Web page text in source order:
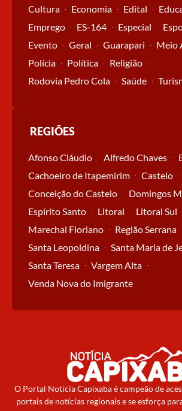
Cultura
Economia Edital
Emprego
ES-164 Especial
Evento
Geral Guarapari
Meio
Polícia
Política
Religião
Rodovia Pedro Cola
Saúde
REGIÕES
Afonso Cláudio Alfredo Chaves
Cachoeiro de Itapemirim
Castelo
Conceição do Castelo
Domingos
Espírito Santo
Litoral
Litoral Sul
Marechal Floriano
Região Serrana
Santa Leopoldina
Santa Maria de
Santa Teresa
Vargem Alta
Venda Nova do Imigrante
O Portal Notícia Capixaba é campeão de
portais de notícias regionais e se esforça